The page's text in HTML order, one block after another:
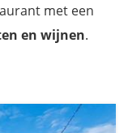
met een
en wijnen.